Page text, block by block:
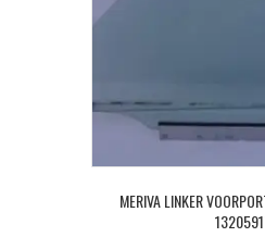
MERIVA LINKER